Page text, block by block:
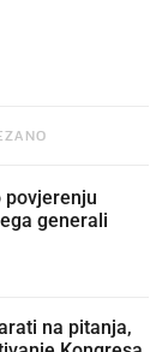
povjerenju
generali
na pitanja,